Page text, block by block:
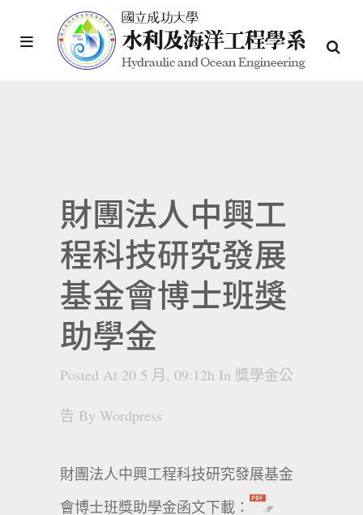
財團法人中興工
程科技研究發展
基金會博士班獎
助學金
Posted At 20 5 月, 09:12h In 獎學金公
告 By Wordpress
財團法人中興工程科技研究發展基金
會博士班獎助學金函文下載：